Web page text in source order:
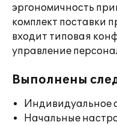
эргономичность
комплект поставки
входит типовая
управление
Выполнены
Индивидуальное
Начальные